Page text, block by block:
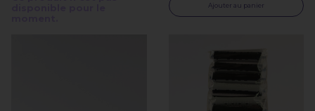
Ajouter au panier